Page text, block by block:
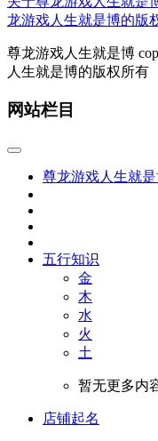
龙游戏人生就是博的版
尊龙游戏人生就是博
人生就是博的版权所有
网站栏目
尊龙游戏人生就
五行知识
金
木
水
火
土
暂无更多内
店铺起名